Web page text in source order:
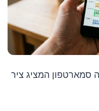
סמארטפון המציג ציר